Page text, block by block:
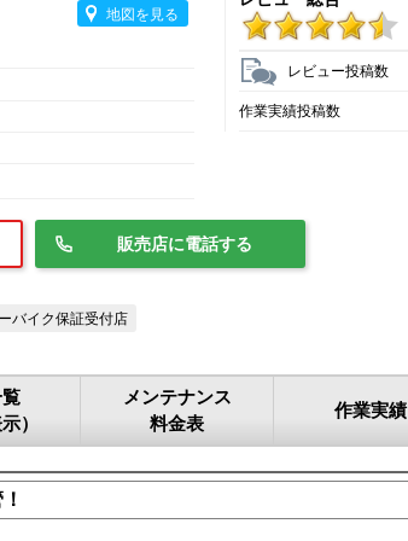
地図を見る
レビュー投稿数
作業実績投稿数
販売店に電話する
バイク保証受付店
）
メンテナンス
料金表
作業実績